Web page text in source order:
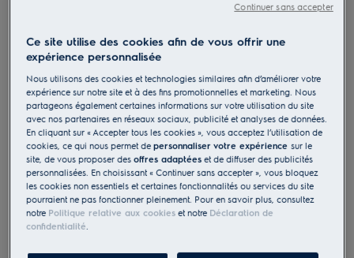
DVL6010CN
Évacuation Recyclage Hotte de
cuisine spéciale D 60 cm Acier inox
4 (1)
EU Fiche produit
665.00 CHF
PVR incl. IVA en CHF (excl. CAR)
Ce site utilise des cookies afin de vous offrir une
expérience personnalisée
Nous utilisons des cookies et technologies similaires afin d’améliorer votre
expérience sur notre site et à des fins promotionnelles et marketing. Nous
partageons également certaines informations sur votre utilisation du site
avec nos partenaires en réseaux sociaux, publicité et analyses de données.
En cliquant sur « Accepter tous les cookies », vous acceptez l’utilisation de
cookies, ce qui nous permet depersonnaliser votre expériencesur le
site, de vous proposer desoffres adaptées et de diffuser des publicités
personnalisées. En choisissant « Continuer sans accepter », vous bloquez
les cookies non essentiels et certaines fonctionnalités ou services du site
pourraient ne pas fonctionner pleinement. Pour en savoir plus, consultez
notre Politique relative aux cookies et notre Déclaration de
confidentialité.
Continuer sans accepter